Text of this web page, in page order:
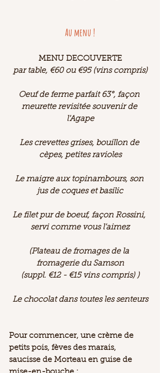
Au menu !
MENU DECOUVERTE
par table, €60 ou €95 (vins compris)
Oeuf de ferme parfait 63°, façon
meurette revisitée souvenir de
l'Agape
Les crevettes grises, bouillon de
cèpes, petites ravioles
Le maigre aux topinambours, son
jus de coques et basilic
Le filet pur de boeuf, façon Rossini,
servi comme vous l'aimez
(Plateau de fromages de la
fromagerie du Samson
(suppl. €12 - €15 vins compris) )
Le chocolat dans toutes les senteurs
Pour commencer, une crème de
petits pois, fèves des marais,
saucisse de Morteau en guise de